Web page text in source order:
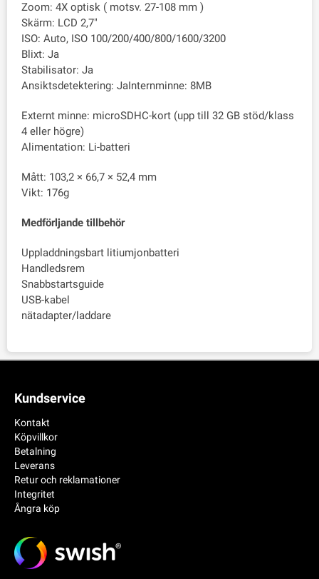
Zoom: 4X optisk ( motsv. 27-108 mm )
Skärm: LCD 2,7"
ISO: Auto, ISO 100/200/400/800/1600/3200
Blixt: Ja
Stabilisator: Ja
Ansiktsdetektering: JaInternminne: 8MB
Externt minne: microSDHC-kort (upp till 32 GB stöd/klass
4 eller högre)
Alimentation: Li-batteri
Mått: 103,2 × 66,7 × 52,4 mm
Vikt: 176g
Medförljande tillbehör
Uppladdningsbart litiumjonbatteri
Handledsrem
Snabbstartsguide
USB-kabel
nätadapter/laddare
Kundservice
Kontakt
Köpvillkor
Betalning
Leverans
Retur och reklamationer
Integritet
Ångra köp